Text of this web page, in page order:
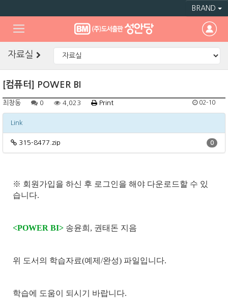
BRAND
자료실
[컴퓨터] POWER BI
최창동 0 4,023 Print 02-10
Link
315-8477.zip 0
※ 회원가입을 하신 후 로그인을 해야 다운로드할 수 있
습니다.
<POWER BI> 송윤희, 권태돈 지음
위 도서의 학습자료(예제/완성) 파일입니다.
학습에 도움이 되시기 바랍니다.